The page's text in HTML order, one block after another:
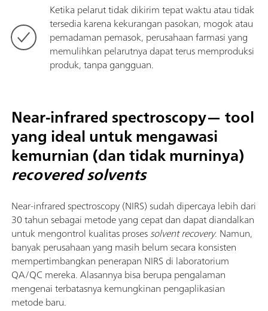
Ketika pelarut tidak dikirim tepat waktu atau tidak
tersedia karena kekurangan pasokan, mogok atau
pemadaman pemasok, perusahaan farmasi yang
memulihkan pelarutnya dapat terus memproduksi
produk, tanpa gangguan.
Near-infrared spectroscopy— tool
yang ideal untuk mengawasi
kemurnian (dan tidak murninya)
recovered solvents
Near-infrared spectroscopy (NIRS) sudah dipercaya lebih dari
30 tahun sebagai metode yang cepat dan dapat diandalkan
untuk mengontrol kualitas prosessolvent recovery. Namun,
banyak perusahaan yang masih belum secara konsisten
mempertimbangkan penerapan NIRS di laboratorium
QA/QC mereka. Alasannya bisa berupa pengalaman
mengenai terbatasnya kemungkinan pengaplikasian
metode baru.